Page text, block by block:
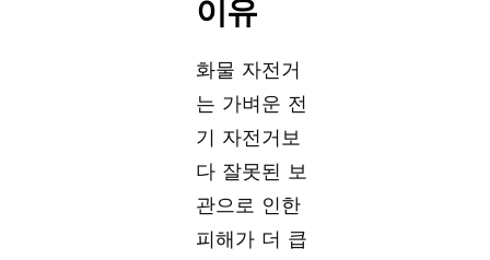
이유
화물 자전거
는 가벼운 전
기 자전거보
다 잘못된 보
관으로 인한
피해가 더 큽